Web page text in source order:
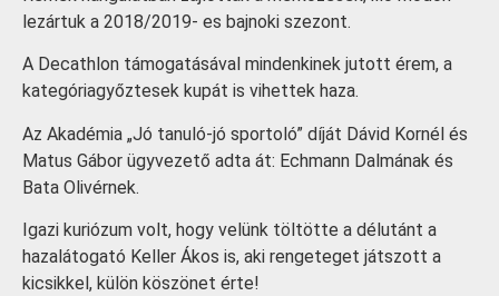
lezártuk a 2018/2019- es bajnoki szezont.
A Decathlon támogatásával mindenkinek jutott érem, a
kategóriagyőztesek kupát is vihettek haza.
Az Akadémia „Jó tanuló-jó sportoló” díját Dávid Kornél és
Matus Gábor ügyvezető adta át: Echmann Dalmának és
Bata Olivérnek.
Igazi kuriózum volt, hogy velünk töltötte a délutánt a
hazalátogató Keller Ákos is, aki rengeteget játszott a
kicsikkel, külön köszönet érte!